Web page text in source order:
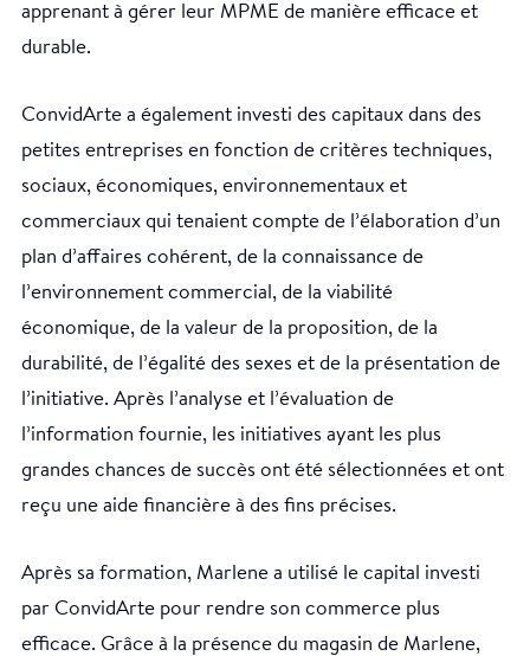
apprenant à gérer leur MPME de manière efficace et
durable.
ConvidArte a également investi des capitaux dans des
petites entreprises en fonction de critères techniques,
sociaux, économiques, environnementaux et
commerciaux qui tenaient compte de l’élaboration d’un
plan d’affaires cohérent, de la connaissance de
l’environnement commercial, de la viabilité
économique, de la valeur de la proposition, de la
durabilité, de l’égalité des sexes et de la présentation de
l’initiative. Après l’analyse et l’évaluation de
l’information fournie, les initiatives ayant les plus
grandes chances de succès ont été sélectionnées et ont
reçu une aide financière à des fins précises.
Après sa formation, Marlene a utilisé le capital investi
par ConvidArte pour rendre son commerce plus
efficace. Grâce à la présence du magasin de Marlene,